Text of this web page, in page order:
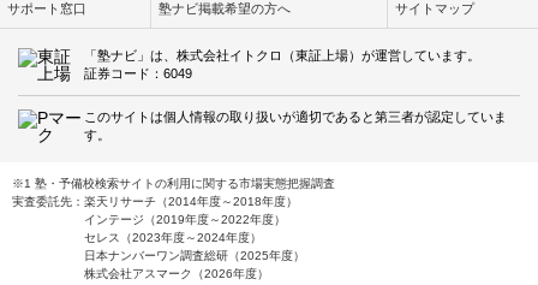
サポート窓口 塾ナビ掲載希望の方へ サイトマップ
「塾ナビ」は、株式会社イトクロ（東証上場）が運営しています。
証券コード：6049
このサイトは個人情報の取り扱いが適切であると第三者が認定していま
す。
※1 塾・予備校検索サイトの利用に関する市場実態把握調査
実査委託先：楽天リサーチ（2014年度～2018年度）
インテージ（2019年度～2022年度）
セレス（2023年度～2024年度）
日本ナンバーワン調査総研（2025年度）
株式会社アスマーク（2026年度）